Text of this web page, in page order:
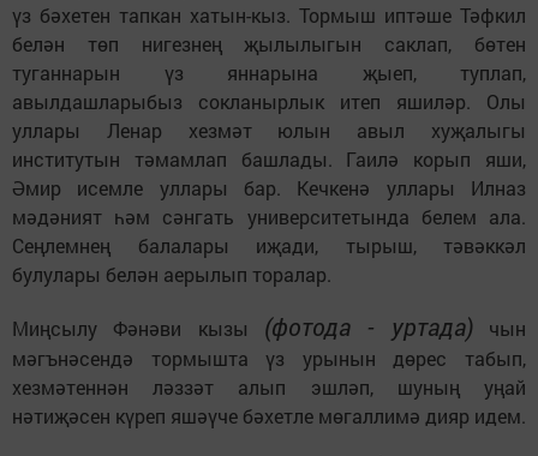
үз бәхетен тапкан хатын-кыз. Тормыш иптәше Тәфкил
белән төп нигезнең җылылыгын саклап, бөтен
туганнарын үз яннарына җыеп, туплап,
авылдашларыбыз сокланырлык итеп яшиләр. Олы
уллары Ленар хезмәт юлын авыл хуҗалыгы
институтын тәмамлап башлады. Гаи­­лә корып яши,
Әмир исемле уллары бар. Кечкенә уллары Илназ
мәдәният һәм сәнгать университетында белем ала.
Сеңлемнең балалары иҗади, тырыш, тәвәккәл
булулары белән аерылып торалар.
Миңсылу Фәнәви кызы (фотода - уртада)чын
мәгънәсендә тормышта үз урынын дөрес табып,
хезмәтеннән ләззәт алып эшләп, шуның уңай
нәтиҗәсен күреп яшәүче бәхетле мөгаллимә дияр идем.